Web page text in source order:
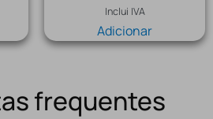
Inclui IVA
Adicionar
frequentes